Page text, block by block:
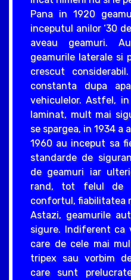
Pana in 1920
inceputul anilor ‘30
aveau geamuri.
geamurile laterale si
crescut
constanta dupa
vehiculelor. Astfel,
laminat, mult mai
se spargea, in 1934 a
1960 au inceput sa
standarde de
de geamuri iar
rand, tot felul de
confortul, fiabilitatea
Astazi, geamurile
sigure. Indiferent ca
care de cele mai
tripex sau vorbim
care sunt